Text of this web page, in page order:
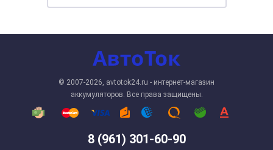
8 (961) 301-60-90
© 2007-2026, avtotok24.ru - интернет-магазин
аккумуляторов. Все права защищены.